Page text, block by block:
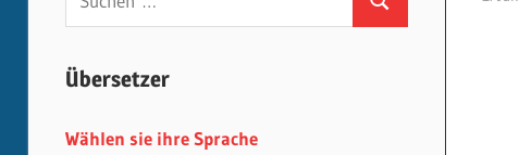
nach:
Suchen
Übersetzer
Wählen sie ihre Sprache